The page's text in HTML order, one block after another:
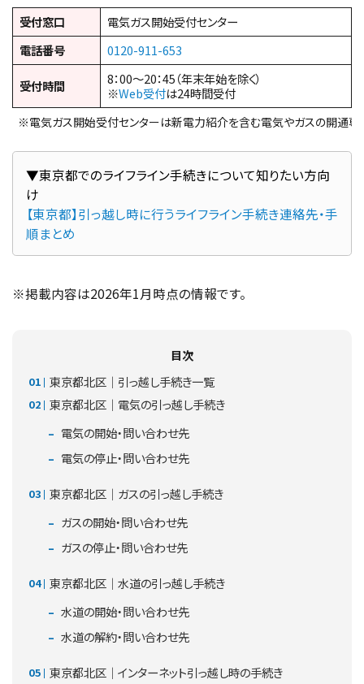
受付窓口
電気ガス開始受付センター
電話番号
0120-911-653
受付時間
8：00～20：45（年末年始を除く）
※Web受付は24時間受付
※電気ガス開始受付センターは新電力紹介を含む電気やガスの開通専
▼東京都でのライフライン手続きについて知りたい方向
【東京都】引っ越し時に行うライフライン手続き連絡先・手
順まとめ
※掲載内容は2026年1月時点の情報です。
目次
東京都北区｜引っ越し手続き一覧
東京都北区｜電気の引っ越し手続き
電気の開始・問い合わせ先
電気の停止・問い合わせ先
東京都北区｜ガスの引っ越し手続き
ガスの開始・問い合わせ先
ガスの停止・問い合わせ先
東京都北区｜水道の引っ越し手続き
水道の開始・問い合わせ先
水道の解約・問い合わせ先
東京都北区｜インターネット引っ越し時の手続き